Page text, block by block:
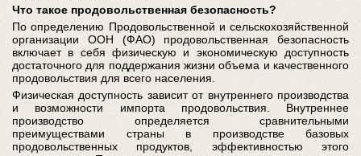
Что такое продовольственная безопасность?
По определению Продовольственной и сельскохозяйственной
организации ООН (ФАО) продовольственная безопасность
включает в себя физическую и экономическую доступность
достаточного для поддержания жизни объема и качественного
продовольствия для всего населения.
Физическая доступность зависит от внутреннего производства
и возможности импорта продовольствия. Внутреннее
производство определяется сравнительными
преимуществами страны в производстве базовых
продовольственных продуктов, эффективностью этого